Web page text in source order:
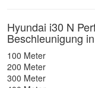
Hyundai i30 N
Beschleunigung
100 Meter
200 Meter
300 Meter